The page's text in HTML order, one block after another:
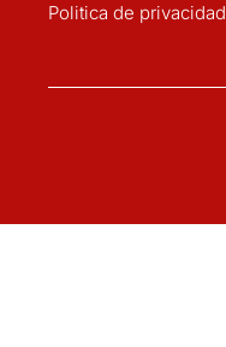
Politica de privacidad